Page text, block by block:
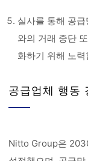
실사를 통해 공
와의 거래 중단
화하기 위해 노
공급업체 행동
Nitto Group은